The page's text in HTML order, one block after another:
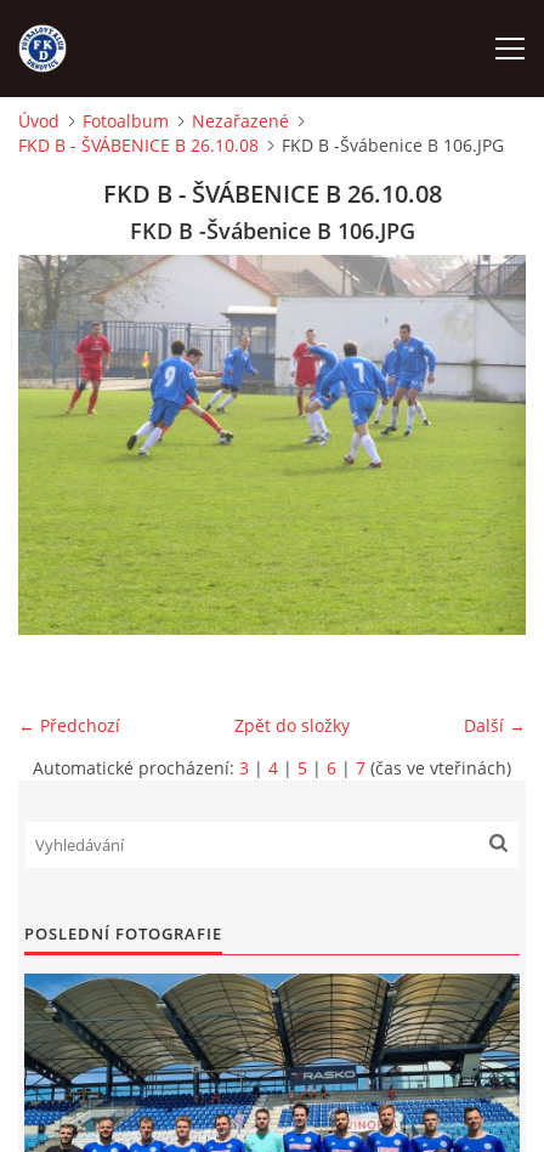
ÚVOD
FKD A
FKD B
STARŠÍ DOROST
STARŠÍ ŽÁCI
MLADŠÍ ŽÁCI
STARŠÍ PŘÍPRAVKA R 2012 + 2013
ARCHÍV
DOTACE
Úvod Fotoalbum
Nezařazené
FKD B - ŠVÁBENICE B 26.10.08
FKD B -Švábenice B 106.JPG
FKD B - ŠVÁBENICE B 26.10.08
FKD B -Švábenice B 106.JPG
← Předchozí Další →
Zpět do složky
Automatické procházení: 3 | 4 | 5 | 6 | 7 (čas ve vteřinách)
POSLEDNÍ FOTOGRAFIE